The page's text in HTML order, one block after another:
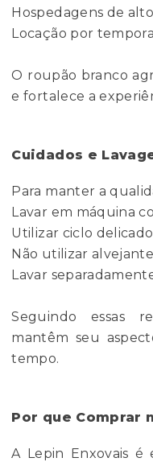
Hospedagens de
Locação por
O roupão branco
e fortalece a
Cuidados e
Para manter a
Lavar em máquina
Utilizar ciclo delicado
Não utilizar
Lavar
Seguindo essas
mantêm seu
tempo.
Por que Comprar
A Lepin Enxovais é